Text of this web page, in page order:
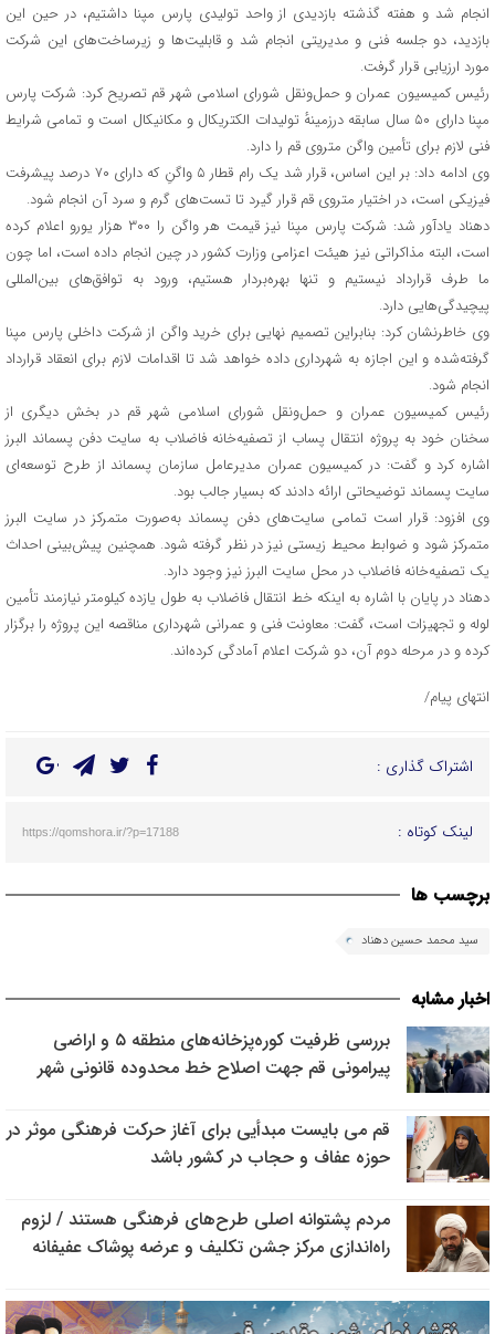
انجام شد و هفته گذشته بازدیدی از واحد تولیدی پارس مپنا داشتیم، در حین این
بازدید، دو جلسه فنی و مدیریتی انجام شد و قابلیت‌ها و زیرساخت‌های این شرکت
مورد ارزیابی قرار گرفت.
رئیس کمیسیون عمران و حمل‌ونقل شورای اسلامی شهر قم تصریح کرد: شرکت پارس
مپنا دارای ۵۰ سال سابقه درزمینهٔ تولیدات الکتریکال و مکانیکال است و تمامی شرایط
فنی لازم برای تأمین واگن متروی قم را دارد.
وی ادامه داد: بر این اساس، قرار شد یک رام قطار ۵ واگنِ که دارای ۷۰ درصد پیشرفت
فیزیکی است، در اختیار متروی قم قرار گیرد تا تست‌های گرم و سرد آن انجام شود.
دهناد یادآور شد: شرکت پارس مپنا نیز قیمت هر واگن را ۳۰۰ هزار یورو اعلام کرده
است، البته مذاکراتی نیز هیئت اعزامی وزارت کشور در چین انجام داده است، اما چون
ما طرف قرارداد نیستیم و تنها بهره‌بردار هستیم، ورود به توافق‌های بین‌المللی
پیچیدگی‌هایی دارد.
وی خاطرنشان کرد: بنابراین تصمیم نهایی برای خرید واگن از شرکت داخلی پارس مپنا
گرفته‌شده و این اجازه به شهرداری داده خواهد شد تا اقدامات لازم برای انعقاد قرارداد
انجام شود.
رئیس کمیسیون عمران و حمل‌ونقل شورای اسلامی شهر قم در بخش دیگری از
سخنان خود به پروژه انتقال پساب از تصفیه‌خانه فاضلاب به سایت دفن پسماند البرز
اشاره کرد و گفت: در کمیسیون عمران مدیرعامل سازمان پسماند از طرح توسعه‌ای
سایت پسماند توضیحاتی ارائه دادند که بسیار جالب بود.
وی افزود: قرار است تمامی سایت‌های دفن پسماند به‌صورت متمرکز در سایت البرز
متمرکز شود و ضوابط محیط زیستی نیز در نظر گرفته شود. همچنین پیش‌بینی احداث
یک تصفیه‌خانه فاضلاب در محل سایت البرز نیز وجود دارد.
دهناد در پایان با اشاره به اینکه خط انتقال فاضلاب به طول یازده کیلومتر نیازمند تأمین
لوله و تجهیزات است، گفت: معاونت فنی و عمرانی شهرداری مناقصه این پروژه را برگزار
کرده و در مرحله دوم آن، دو شرکت اعلام آمادگی کرده‌اند.
انتهای پیام/
اشتراک گذاری :
لینک کوتاه : https://qomshora.ir/?p=17188
برچسب ها
سید محمد حسین دهناد
اخبار مشابه
بررسی ظرفیت کوره‌پزخانه‌های منطقه ۵ و اراضی
پیرامونی قم جهت اصلاح خط محدوده قانونی شهر
قم می بایست مبدأیی برای آغاز حرکت فرهنگی موثر در
حوزه عفاف و حجاب در کشور باشد
مردم پشتوانه اصلی طرح‌های فرهنگی هستند / لزوم
راه‌اندازی مرکز جشن تکلیف و عرضه پوشاک عفیفانه